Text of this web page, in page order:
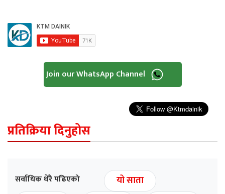
Join our WhatsApp Channel
प्रतिक्रिया दिनुहोस
सर्वाधिक धेरै पढिएको
यो साता